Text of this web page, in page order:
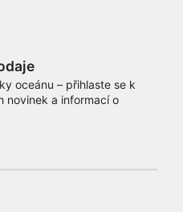
oceánu – přihlaste se k
novinek a informací o